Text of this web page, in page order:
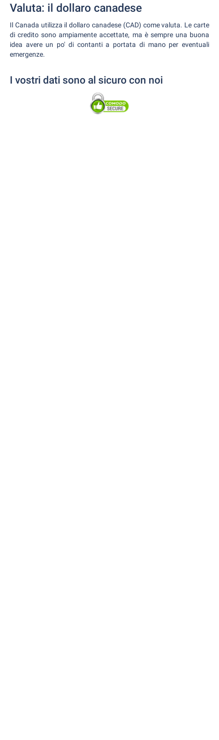
Valuta: il dollaro canadese
Il Canada utilizza il dollaro canadese (CAD) come valuta. Le carte
di credito sono ampiamente accettate, ma è sempre una buona
idea avere un po' di contanti a portata di mano per eventuali
emergenze.
I vostri dati sono al sicuro con noi